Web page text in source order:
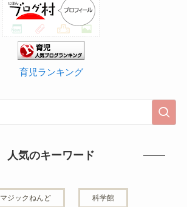
育児ランキング
人気のキーワード
マジックねんど 科学館